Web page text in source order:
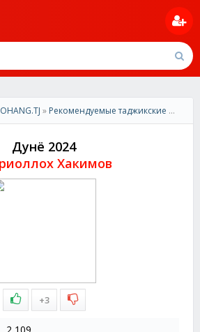
» Рекомендуемые таджикские песни
Дунё 2024
Хакимов
+3